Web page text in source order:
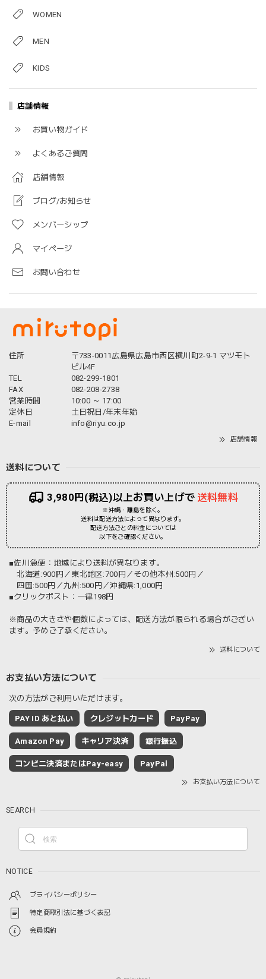
WOMEN
MEN
KIDS
店舗情報
お買い物ガイド
よくあるご質問
店舗情報
ブログ/お知らせ
メンバーシップ
マイページ
お問い合わせ
住所
〒733-0011広島県広島市西区横川町2-9-1 マツモト
ビル4F
TEL
082-299-1801
FAX
082-208-2738
営業時間
10:00 ～ 17:00
定休日
土日祝日/年末年始
E-mail
info@riyu.co.jp
店舗情報
送料について
3,980円(税込)以上お買い上げで 送料無料
※沖縄・離島を除く。
送料は配送方法によって異なります。
配送方法ごとの料金については
以下をご確認ください。
■佐川急便：地域により送料が異なります。
北海道:900円／東北地区:700円／その他本州:500円／
四国:500円／九州:500円／沖縄県:1,000円
■クリックポスト：一律198円
※商品の大きさや個数によっては、配送方法が限られる場合がござい
ます。予めご了承ください。
送料について
お支払い方法について
次の方法がご利用いただけます。
PAY ID あと払い クレジットカード PayPay
Amazon Pay キャリア決済 銀行振込
コンビニ決済またはPay-easy PayPal
お支払い方法について
SEARCH
NOTICE
プライバシーポリシー
特定商取引法に基づく表記
会員規約